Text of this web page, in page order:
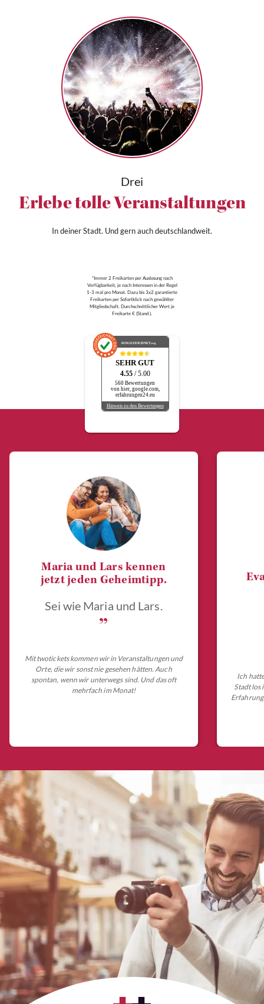
Drei
Erlebe tolle Veranstaltungen
In deiner Stadt. Und gern auch deutschlandweit.
*Immer 2 Freikarten per Auslosung nach
Verfügbarkeit, je nach Interessen in der Regel
1-3 mal pro Monat. Dazu bis 3x2 garantierte
Freikarten per Sofortklick nach gewählter
Mitgliedschaft. Durchschnittlicher Wert je
Freikarte € (Stand ).
AUSGEZEICHNET.org
SEHR GUT
4.55 / 5.00
560 Bewertungen
von hier, google.com,
erfahrungen24.eu
Hinweis zu den Bewertungen
Maria und Lars kennen
jetzt jeden Geheimtipp.
Sei wie Maria und Lars.
„
Mit twotickets kommen wir in Veranstaltungen und
Orte, die wir sonst nie gesehen hätten. Auch
spontan, wenn wir unterwegs sind. Und das oft
mehrfach im Monat!
Ich
Stadt los